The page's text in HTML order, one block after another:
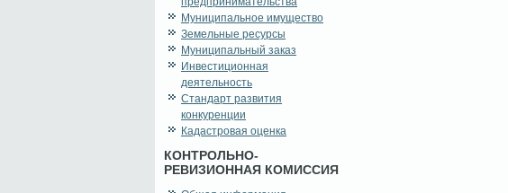
Муниципальное имущество
Земельные ресурсы
Муниципальный заказ
Инвестиционная
деятельность
Стандарт развития
конкуренции
Кадастровая оценка
КОНТРОЛЬНО-
РЕВИЗИОННАЯ КОМИССИЯ